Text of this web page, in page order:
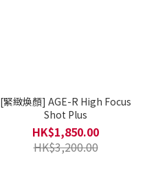
[緊緻煥顏] AGE-R High Focus
Shot Plus
HK$1,850.00
HK$3,200.00